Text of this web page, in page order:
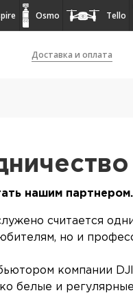
Osmo Tello
Доставка и оплата
нашим
считается
но и
компании
белые и